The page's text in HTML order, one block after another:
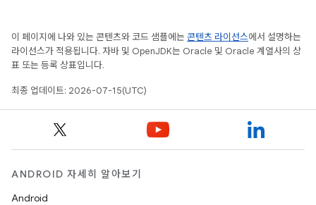
이 페이지에 나와 있는 콘텐츠와 코드 샘플에는 콘텐츠 라이선스에서 설명하는
라이선스가 적용됩니다. 자바 및 OpenJDK는 Oracle 및 Oracle 계열사의 상
표 또는 등록 상표입니다.
최종 업데이트: 2026-07-15(UTC)
ANDROID 자세히 알아보기
Android